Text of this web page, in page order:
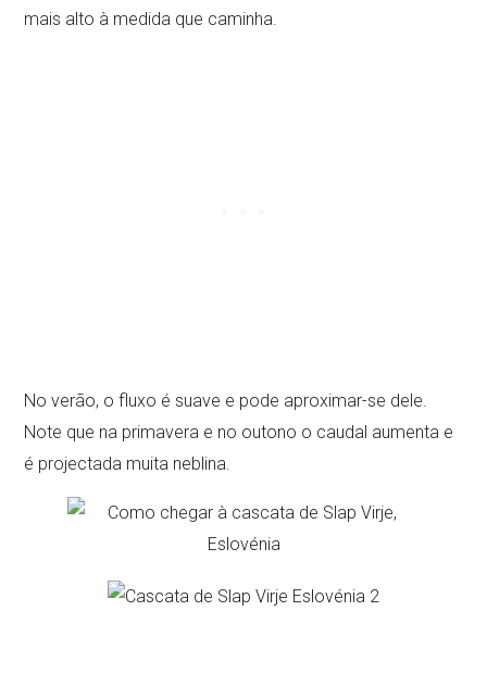
mais alto à medida que caminha.
No verão, o fluxo é suave e pode aproximar-se dele.
Note que na primavera e no outono o caudal aumenta e
é projectada muita neblina.